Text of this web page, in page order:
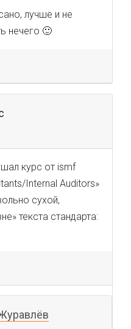
лучше и не
нечего 🙂
курс от ismf
Internal Auditors»
сухой,
текста стандарта: